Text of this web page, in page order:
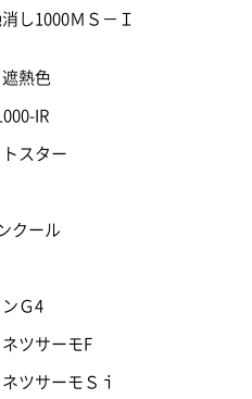
し1000ＭＳ－Ｉ
熱色
IR
スター
クール
Ｇ4
ツサーモF
ツサーモＳｉ